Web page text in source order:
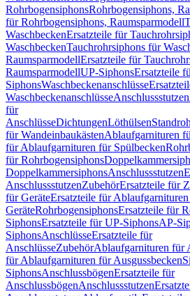
RohrbogensiphonsRohrbogensiphons,
für Rohrbogensiphons, Raumsparmodell
WaschbeckenErsatzteile für
WaschbeckenTauchrohrsiphons für
RaumsparmodellErsatzteile für
RaumsparmodellUP-SiphonsErsatzteile
SiphonsWaschbeckenanschlüsse
WaschbeckenanschlüsseAnschlussstutzen
für
AnschlüsseDichtungenLöthülsen
für WandeinbaukästenAblaufgarnituren
für Ablaufgarnituren für Spülbecken
für Rohrbogensiphons
DoppelkammersiphonsAnschlussstutzen
AnschlussstutzenZubehörErsatzteile für
für GeräteErsatzteile für
GeräteRohrbogensiphonsErsatzteile für
SiphonsErsatzteile für UP-SiphonsAP-
SiphonsAnschlüsseErsatzteile für
AnschlüsseZubehörAblaufgarnituren für
für Ablaufgarnituren für Ausgussbecken
SiphonsAnschlussbögenErsatzteile für
AnschlussbögenAnschlussstutzen